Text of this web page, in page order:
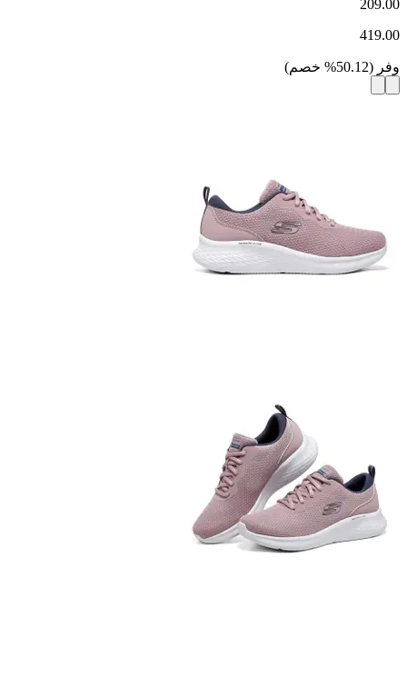
209.00
419.00
وفر (
50.12
% خصم)